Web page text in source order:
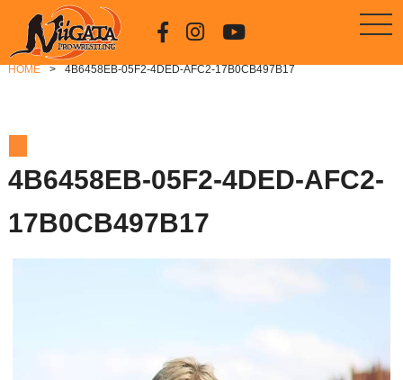
HOME 4B6458EB-05F2-4DED-AFC2-17B0CB497B17
4B6458EB-05F2-4DED-AFC2-
17B0CB497B17